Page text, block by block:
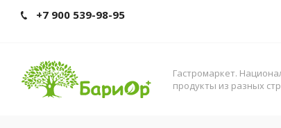
+7 900 539-98-95
Гастромаркет.
прoдукты из разных